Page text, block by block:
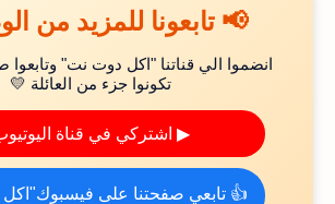
📢 تابعونا للمزيد من
انضموا الي قناتنا "اكل دوت نت"
تكونوا جزء من العائلة 💛
▶ اشتركي في قناة
👍 تابعي صفحتنا على